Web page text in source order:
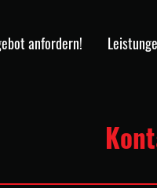
anfordern!